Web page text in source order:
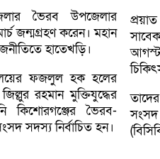
ভৈরব উপজেলার
জন্মগ্রহণ করেন। মহান
হাতেখড়ি।
ফজলুল হক হলের
রহমান মুক্তিযুদ্ধের
কিশোরগঞ্জের ভৈরব-
সদস্য নির্বাচিত হন।
সংসদ